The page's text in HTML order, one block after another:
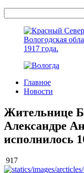
Вологодская
1917 года.
Главное
Новости
Жительнице
Александре
исполнилось
917